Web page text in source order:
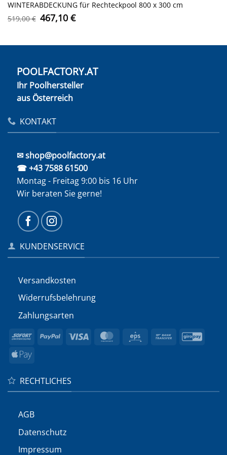
WINTERABDECKUNG für Rechteckpool 800 x 300 cm
519,00€ Ursprünglicher
Preis
519,00 €
467,10 €Aktueller
467,10 €.
POOLFACTORY.AT
Ihr Poolhersteller
aus Österreich
KONTAKT
✉ shop@poolfactory.at
☎ +43 7588 61500
Montag - Freitag 9:00 bis 16 Uhr
Wir beraten Sie gerne!
KUNDENSERVICE
Versandkosten
Widerrufs­belehrung
Zahlungsarten
Sofort PayPal Visa MasterCard
Eps
Bank
Apple
RECHTLICHES
AGB
Datenschutz
Impressum